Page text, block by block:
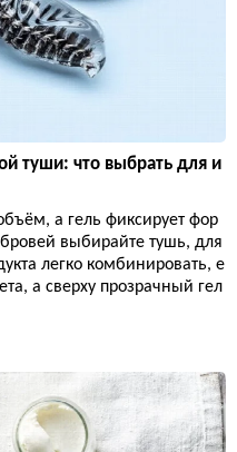
туши: что выбрать для и
а гель фиксирует фор
выбирайте тушь, для
легко комбинировать, е
а сверху прозрачный гел